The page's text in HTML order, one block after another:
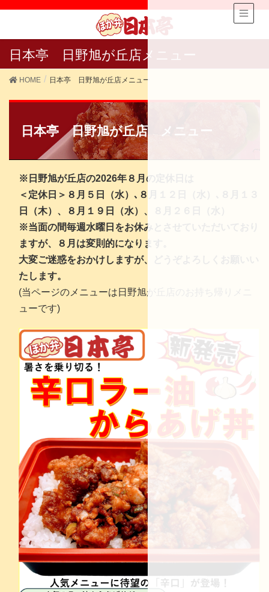
日本亭 日野旭が丘店メニュー
HOME 日本亭 日野旭が丘店メニュー
日本亭 日野旭が丘店 メニュー
※日野旭が丘店の2026年８月の定休日は
＜定休日＞８ 月５日（水）､８月１２日（水）､８月１３
日
（木）、８月１９日（水）、８月２６日（水）
※当面の間毎週水曜日をお休みとさせていただいており
ますが、８月は変則的になります。
大変ご迷惑をおかけしますが、どうぞよろしくお願いい
たします。
(当ページのメニューは日野旭が丘店のお持ち帰りメニ
ューです)